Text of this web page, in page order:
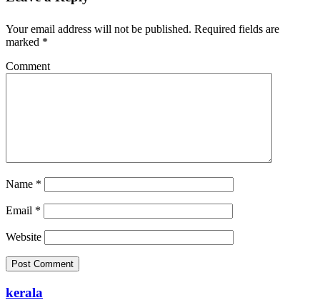
Your email address will not be published. Required fields are
marked *
Comment
Name *
Email *
Website
kerala